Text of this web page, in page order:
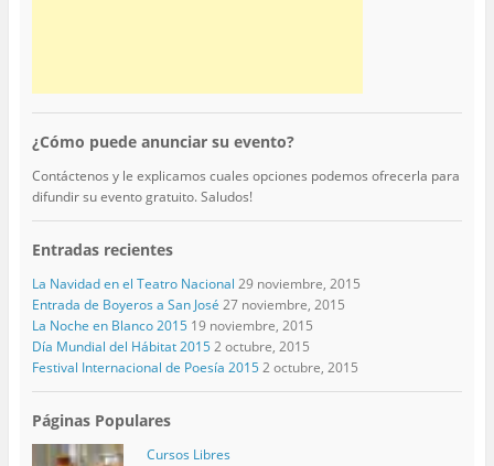
¿Cómo puede anunciar su evento?
Contáctenos y le explicamos cuales opciones podemos ofrecerla para
difundir su evento gratuito. Saludos!
Entradas recientes
La Navidad en el Teatro Nacional 29 noviembre, 2015
Entrada de Boyeros a San José 27 noviembre, 2015
La Noche en Blanco 2015 19 noviembre, 2015
Día Mundial del Hábitat 2015 2 octubre, 2015
Festival Internacional de Poesía 2015 2 octubre, 2015
Páginas Populares
Cursos Libres